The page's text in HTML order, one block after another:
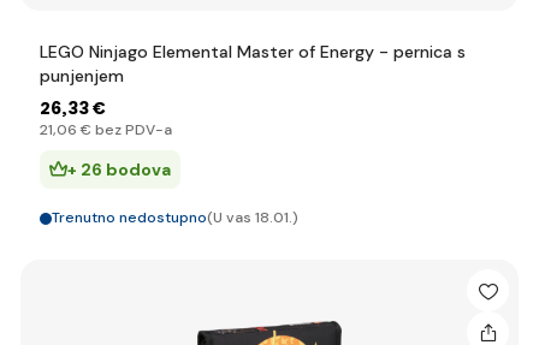
LEGO Ninjago Elemental Master of Energy - pernica s
punjenjem
26,33 €
21,06 € bez PDV-a
+ 26 bodova
Trenutno nedostupno(U vas 18.01.)